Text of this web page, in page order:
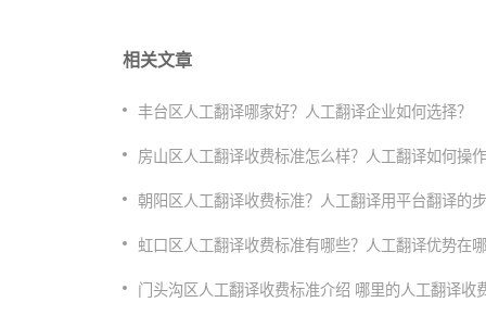
相关文章
丰台区人工翻译哪家好？人工翻译企业如何选择？
房山区人工翻译收费标准怎么样？人工翻译如何操
朝阳区人工翻译收费标准？人工翻译用平台翻译的
虹口区人工翻译收费标准有哪些？人工翻译优势在
门头沟区人工翻译收费标准介绍 哪里的人工翻译收